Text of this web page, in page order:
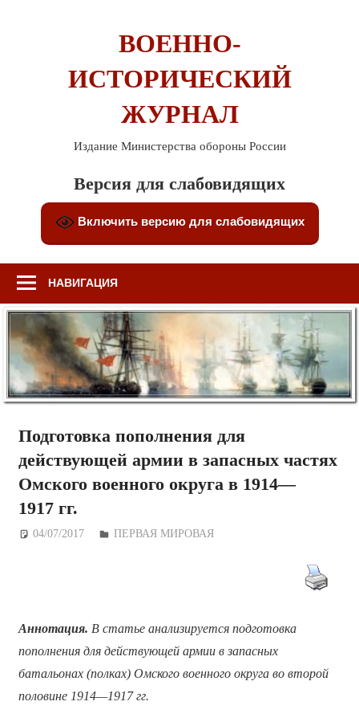
ВОЕННО-
ИСТОРИЧЕСКИЙ
ЖУРНАЛ
Издание Министерства обороны России
Версия для слабовидящих
Включить версию для слабовидящих
НАВИГАЦИЯ
Подготовка пополнения для
действующей армии в запасных частях
Омского военного округа в 1914—
1917 гг.
04/07/2017 Дежурный по Редакции
ПЕРВАЯ МИРОВАЯ
Аннотация. В статье анализируется подготовка
пополнения для действующей армии в запасных
батальонах (полках) Омского военного округа во второй
половине 1914—1917 гг.